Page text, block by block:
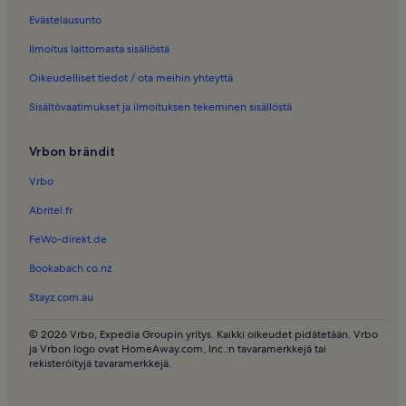
Evästelausunto
Ilmoitus laittomasta sisällöstä
Oikeudelliset tiedot / ota meihin yhteyttä
Sisältövaatimukset ja ilmoituksen tekeminen sisällöstä
Vrbon brändit
Vrbo
Abritel.fr
FeWo-direkt.de
Bookabach.co.nz
Stayz.com.au
© 2026 Vrbo, Expedia Groupin yritys. Kaikki oikeudet pidätetään. Vrbo
ja Vrbon logo ovat HomeAway.com, Inc.:n tavaramerkkejä tai
rekisteröityjä tavaramerkkejä.